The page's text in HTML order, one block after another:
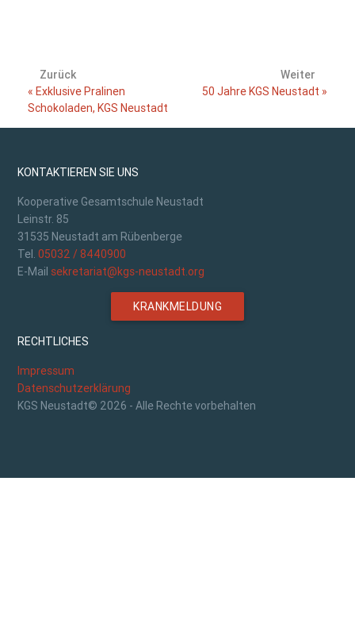
Zurück
« Exklusive Pralinen
Schokoladen, KGS Neustadt
Weiter
50 Jahre KGS Neustadt »
KONTAKTIEREN SIE UNS
Kooperative Gesamtschule Neustadt
Leinstr. 85
31535 Neustadt am Rübenberge
Tel.05032 / 8440900
E-Mail sekretariat@kgs-neustadt.org
KRANKMELDUNG
RECHTLICHES
Impressum
Datenschutzerklärung
KGS Neustadt© 2026 - Alle Rechte vorbehalten